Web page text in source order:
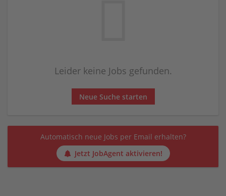
Leider keine Jobs gefunden.
Neue Suche starten
Automatisch neue Jobs per Email erhalten?
Jetzt JobAgent aktivieren!